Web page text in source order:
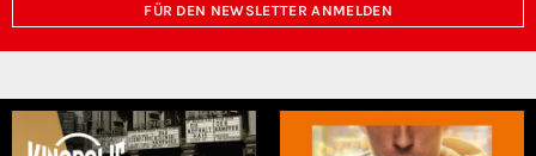
FÜR DEN NEWSLETTER ANMELDEN